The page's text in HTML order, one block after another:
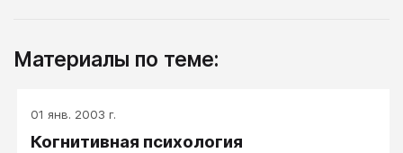
Материалы по теме:
01 янв. 2003 г.
Когнитивная психология